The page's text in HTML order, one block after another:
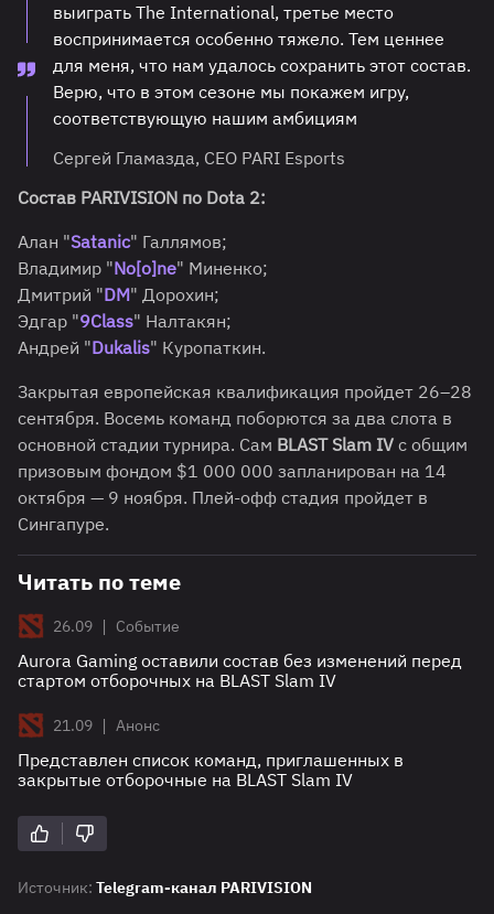
выиграть The International, третье место
воспринимается особенно тяжело. Тем ценнее
для меня, что нам удалось сохранить этот состав.
Верю, что в этом сезоне мы покажем игру,
соответствующую нашим амбициям
Сергей Гламазда, CEO PARI Esports
Состав PARIVISION по Dota 2:
Алан "Satanic" Галлямов;
Владимир "No[o]ne" Миненко;
Дмитрий "DM" Дорохин;
Эдгар "9Class" Налтакян;
Андрей "Dukalis" Куропаткин.
Закрытая европейская квалификация пройдет 26–28
сентября. Восемь команд поборются за два слота в
основной стадии турнира. Сам BLAST Slam IV с общим
призовым фондом $1 000 000 запланирован на 14
октября — 9 ноября. Плей-офф стадия пройдет в
Сингапуре.
Читать по теме
26.09 | Событие
Aurora Gaming оставили состав без изменений перед
стартом отборочных на BLAST Slam IV
21.09 | Анонс
Представлен список команд, приглашенных в
закрытые отборочные на BLAST Slam IV
Источник: Telegram-канал PARIVISION